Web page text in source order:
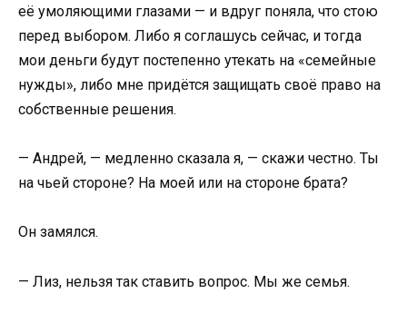
её умоляющими глазами — и вдруг поняла, что стою
перед выбором. Либо я соглашусь сейчас, и тогда
мои деньги будут постепенно утекать на «семейные
нужды», либо мне придётся защищать своё право на
собственные решения.
— Андрей, — медленно сказала я, — скажи честно. Ты
на чьей стороне? На моей или на стороне брата?
Он замялся.
— Лиз, нельзя так ставить вопрос. Мы же семья.